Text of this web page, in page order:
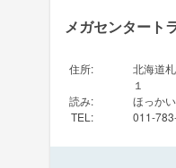
メガセンタート
住所:
北海道
１
読み:
ほっか
TEL : 011-